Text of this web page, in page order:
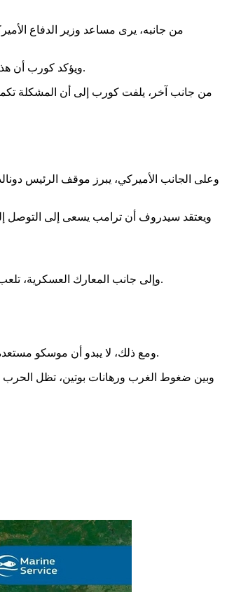
ويؤكد كورب أن هذه المدة ستتيح للأطراف فرصة للنظر في القضايا العالقة، مثل المناطق التي تطالب بها روسيا، وإمكانية نشر قوات لحفظ السلام على الحدود الأوكرانية الروسية.
من جانب آخر، يلفت كورب إلى أن المشكلة
وعلى الجانب الأميركي، يبرز موقف الرئيس
ويعتقد سيدروف أن ترامب يسعى إلى التوصل
وإلى جانب المعارك العسكرية، تلعب العوامل الاقتصادية دورا رئيسيا في مآلات الحرب. فقد فرضت الدول الغربية عقوبات قاسية على روسيا، وجمدت أصولا روسية بقيمة 300 مليار دولار في أوروبا.
ومع ذلك، لا يبدو أن موسكو مستعدة لتقديم تنازلات تحت وطأة الضغوط الاقتصادية وحدها، بل تفضل مواصلة الرهان على تحقيق مكاسب ميدانية وسياسية تعزز موقفها في أي مفاوضات مستقبلية.
وبين ضغوط الغرب ورهانات بوتين، تظل